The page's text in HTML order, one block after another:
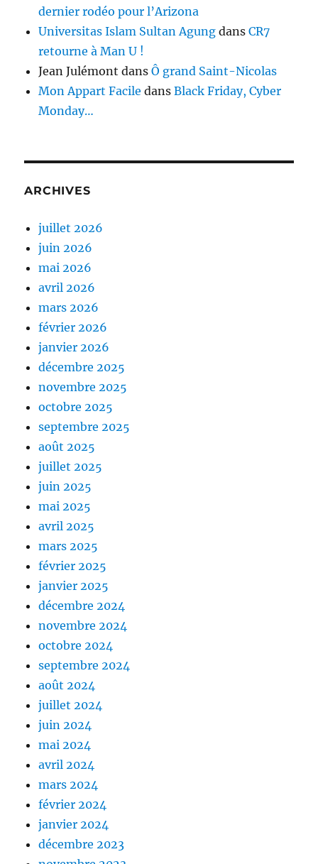
dernier rodéo pour l’Arizona
Universitas Islam Sultan Agung dansCR7
retourne à Man U !
Jean Julémont dansÔ grand Saint-Nicolas
Mon Appart Facile dansBlack Friday, Cyber
Monday…
ARCHIVES
juillet 2026
juin 2026
mai 2026
avril 2026
mars 2026
février 2026
janvier 2026
décembre 2025
novembre 2025
octobre 2025
septembre 2025
août 2025
juillet 2025
juin 2025
mai 2025
avril 2025
mars 2025
février 2025
janvier 2025
décembre 2024
novembre 2024
octobre 2024
septembre 2024
août 2024
juillet 2024
juin 2024
mai 2024
avril 2024
mars 2024
février 2024
janvier 2024
décembre 2023